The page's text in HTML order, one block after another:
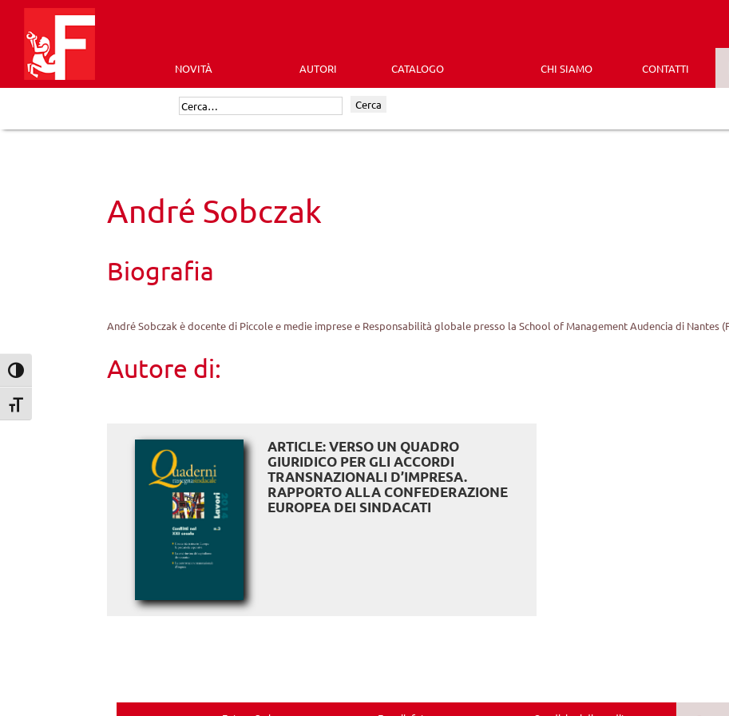
Attiva/disattiva alto contrasto
Attiva/disattiva dimensione testo
content
Futura
Editrice
NOVITÀ AUTORI CATALOGO CHI SIAMO CONTATTI
Cerca: Cerca
André Sobczak
Biografia
André Sobczak è docente di Piccole e medie imprese e Responsabilità globale presso la School of Management Audencia di Nantes
Autore di:
ARTICLE: VERSO UN QUADRO
GIURIDICO PER GLI ACCORDI
TRANSNAZIONALI D’IMPRESA.
RAPPORTO ALLA CONFEDERAZIONE
EUROPEA DEI SINDACATI